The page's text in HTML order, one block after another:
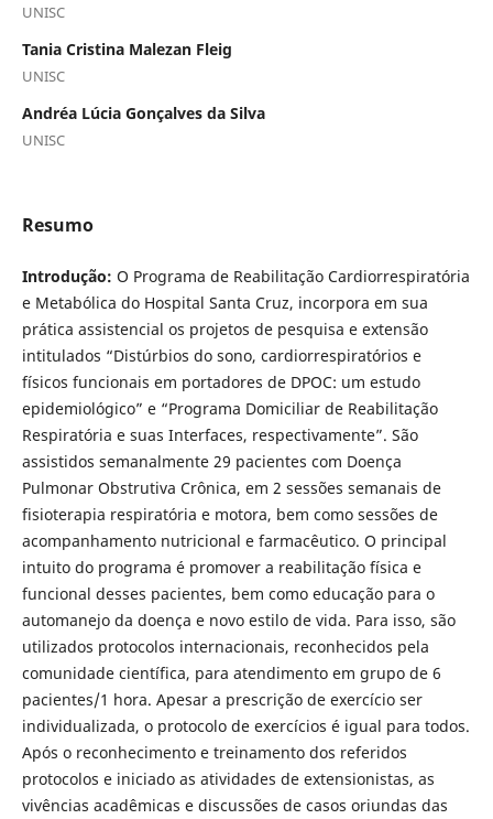
UNISC
Tania Cristina Malezan Fleig
UNISC
Andréa Lúcia Gonçalves da Silva
UNISC
Resumo
Introdução: O Programa de Reabilitação Cardiorrespiratória
e Metabólica do Hospital Santa Cruz, incorpora em sua
prática assistencial os projetos de pesquisa e extensão
intitulados “Distúrbios do sono, cardiorrespiratórios e
físicos funcionais em portadores de DPOC: um estudo
epidemiológico” e “Programa Domiciliar de Reabilitação
Respiratória e suas Interfaces, respectivamente”. São
assistidos semanalmente 29 pacientes com Doença
Pulmonar Obstrutiva Crônica, em 2 sessões semanais de
fisioterapia respiratória e motora, bem como sessões de
acompanhamento nutricional e farmacêutico. O principal
intuito do programa é promover a reabilitação física e
funcional desses pacientes, bem como educação para o
automanejo da doença e novo estilo de vida. Para isso, são
utilizados protocolos internacionais, reconhecidos pela
comunidade científica, para atendimento em grupo de 6
pacientes/1 hora. Apesar a prescrição de exercício ser
individualizada, o protocolo de exercícios é igual para todos.
Após o reconhecimento e treinamento dos referidos
protocolos e iniciado as atividades de extensionistas, as
vivências acadêmicas e discussões de casos oriundas das